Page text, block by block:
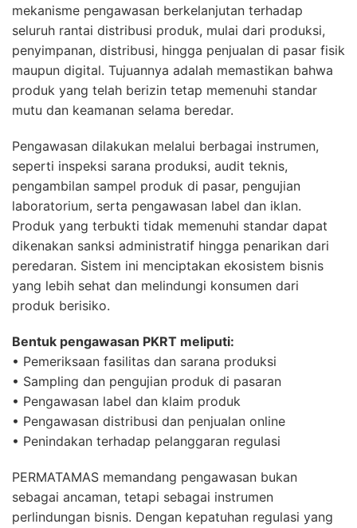
mekanisme pengawasan berkelanjutan terhadap
seluruh rantai distribusi produk, mulai dari produksi,
penyimpanan, distribusi, hingga penjualan di pasar fisik
maupun digital. Tujuannya adalah memastikan bahwa
produk yang telah berizin tetap memenuhi standar
mutu dan keamanan selama beredar.
Pengawasan dilakukan melalui berbagai instrumen,
seperti inspeksi sarana produksi, audit teknis,
pengambilan sampel produk di pasar, pengujian
laboratorium, serta pengawasan label dan iklan.
Produk yang terbukti tidak memenuhi standar dapat
dikenakan sanksi administratif hingga penarikan dari
peredaran. Sistem ini menciptakan ekosistem bisnis
yang lebih sehat dan melindungi konsumen dari
produk berisiko.
Bentuk pengawasan PKRT meliputi:
• Pemeriksaan fasilitas dan sarana produksi
• Sampling dan pengujian produk di pasaran
• Pengawasan label dan klaim produk
• Pengawasan distribusi dan penjualan online
• Penindakan terhadap pelanggaran regulasi
PERMATAMAS memandang pengawasan bukan
sebagai ancaman, tetapi sebagai instrumen
perlindungan bisnis. Dengan kepatuhan regulasi yang